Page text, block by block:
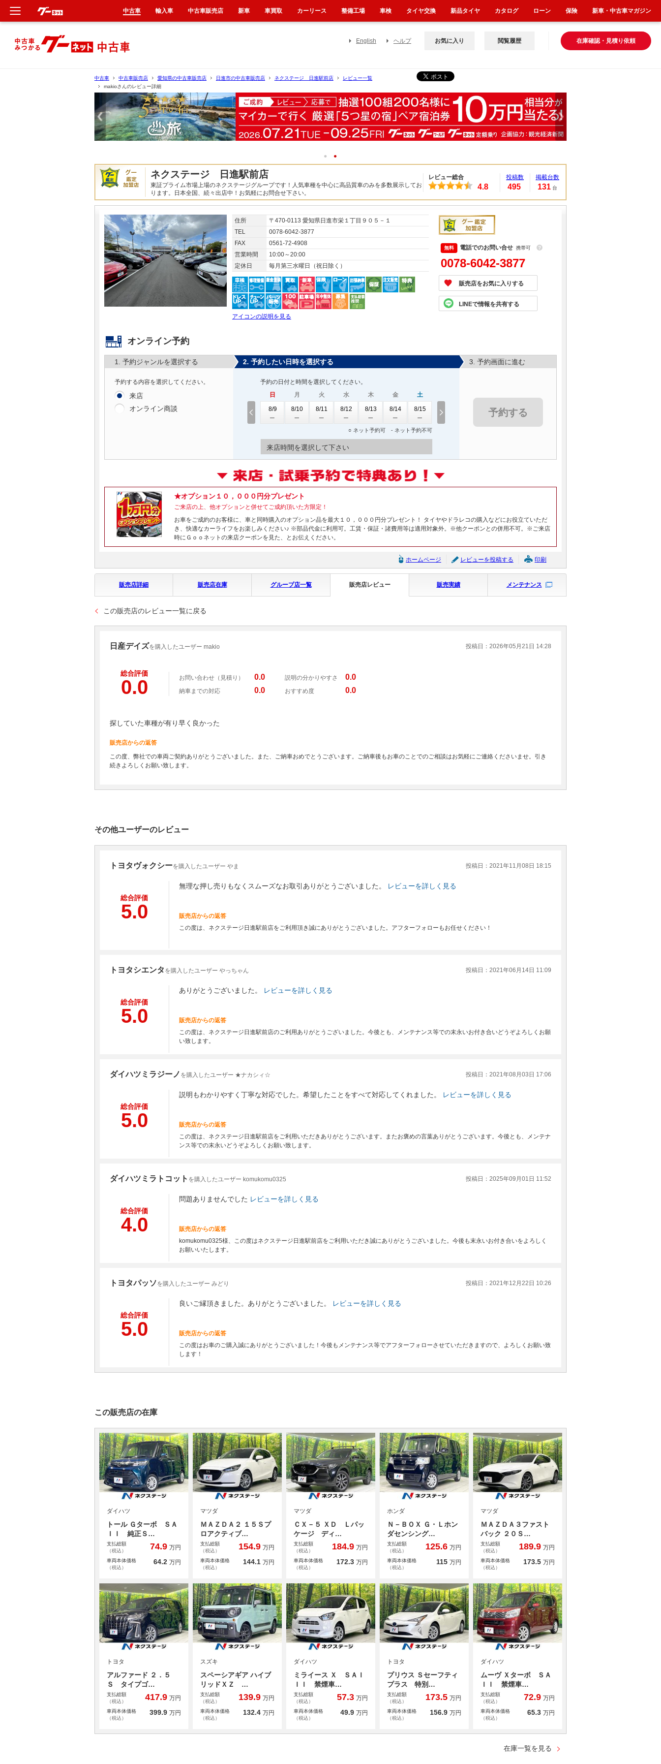
English ヘルプ 在庫確認・見積り依頼
お気に入り 閲覧履歴
中古車 中古車販売店 愛知県の中古車販売店 日進市の中古車販売店 ネクステージ 日進駅前店
レビュー一覧
makioさんのレビュー詳細
ネクステージ 日進駅前店
東証プライム市場上場のネクステージグループです！人気車種を中心に高品質車のみを多数展示してお
ります。日本全国、続々出店中！お気軽にお問合せ下さい。
レビュー総合
4.8
投稿数
495
掲載台数
131 台
住所
〒470-0113 愛知県日進市栄１丁目９０５－１
TEL
0078-6042-3877
FAX
0561-72-4908
営業時間
10:00～20:00
定休日
毎月第三水曜日（祝日除く）
アイコンの説明を見る
電話でのお問い合せ 携帯可 ？
0078-6042-3877
販売店をお気に入りする
LINEで情報を共有する
オンライン予約
1. 予約ジャンルを選択する
予約する内容を選択してください。
来店
オンライン商談
2. 予約したい日時を選択する
予約の日付と時間を選択してください。
日
8/9
月
8/10
火
8/11
水
8/12
木
8/13
金
8/14
土
8/15
○ ネット予約可 - ネット予約不可
来店時間を選択して下さい
3. 予約画面に進む
予約する
★オプション１０，０００円分プレゼント
ご来店の上、他オプションと併せてご成約頂いた方限定！
お車をご成約のお客様に、車と同時購入のオプション品を最大１０，０００円分プレゼント！ タイヤやドラレコの購入などにお役立ていただ
き、快適なカーライフをお楽しみください♪ ※部品代金に利用可。工賃・保証・諸費用等は適用対象外。※他クーポンとの併用不可。※ご来店
時にＧｏｏネットの来店クーポンを見た、とお伝えください。
ホームページ レビューを投稿する 印刷
販売店詳細 販売店在庫 グループ店一覧 販売店レビュー 販売実績 メンテナンス
この販売店のレビュー一覧に戻る
日産デイズを購入したユーザー makio 投稿日：2026年05月21日 14:28
総合評価
0.0 お問い合わせ（見積り） 0.0 説明の分かりやすさ 0.0
納車までの対応 0.0 おすすめ度 0.0
探していた車種が有り早く良かった
販売店からの返答
この度、弊社での車両ご契約ありがとうございました。また、ご納車おめでとうございます。ご納車後もお車のことでのご相談はお気軽にご連絡くださいませ。引き
続きよろしくお願い致します。
その他ユーザーのレビュー
トヨタヴォクシーを購入したユーザー やま 投稿日：2021年11月08日 18:15
総合評価
5.0
無理な押し売りもなくスムーズなお取引ありがとうございました。 レビューを詳しく見る
販売店からの返答
この度は、ネクステージ日進駅前店をご利用頂き誠にありがとうございました。アフターフォローもお任せください！
トヨタシエンタ を購入したユーザー やっちゃん 投稿日：2021年06月14日 11:09
総合評価
5.0
ありがとうございました。 レビューを詳しく見る
販売店からの返答
この度は、ネクステージ日進駅前店のご利用ありがとうございました。今後とも、メンテナンス等での末永いお付き合いどうぞよろしくお願
い致します。
ダイハツミラジーノ を購入したユーザー ★ナカシィ☆ 投稿日：2021年08月03日 17:06
総合評価
5.0
説明もわかりやすく丁寧な対応でした。希望したことをすべて対応してくれました。 レビューを詳しく見る
販売店からの返答
この度は、ネクステージ日進駅前店をご利用いただきありがとうございます。またお褒めの言葉ありがとうございます。今後とも、メンテナ
ンス等での末永いどうぞよろしくお願い致します。
ダイハツミラトコット を購入したユーザー komukomu0325 投稿日：2025年09月01日 11:52
総合評価
4.0
問題ありませんでした レビューを詳しく見る
販売店からの返答
komukomu0325様、この度はネクステージ日進駅前店をご利用いただき誠にありがとうございました。今後も末永いお付き合いをよろしく
お願いいたします。
トヨタパッソを購入したユーザー みどり 投稿日：2021年12月22日 10:26
総合評価
5.0
良いご縁頂きました。ありがとうございました。 レビューを詳しく見る
販売店からの返答
この度はお車のご購入誠にありがとうございました！今後もメンテナンス等でアフターフォローさせていただきますので、よろしくお願い致
します！
この販売店の在庫
ダイハツ
トール Ｇターボ ＳＡ
ＩＩ 純正Ｓ…
支払総額
（税込）
74.9 万円
車両本体価格
（税込）
64.2 万円
マツダ
ＭＡＺＤＡ２ １５Ｓプ
ロアクティブ…
支払総額
（税込）
154.9 万円
車両本体価格
（税込）
144.1 万円
マツダ
ＣＸ－５ ＸＤ Ｌパッ
ケージ ディ…
支払総額
（税込）
184.9 万円
車両本体価格
（税込）
172.3 万円
ホンダ
Ｎ－ＢＯＸ Ｇ・Ｌホン
ダセンシング…
支払総額
（税込）
125.6 万円
車両本体価格
（税込）
115 万円
マツダ
ＭＡＺＤＡ３ファスト
バック ２０Ｓ…
支払総額
（税込）
189.9 万円
車両本体価格
（税込）
173.5 万円
トヨタ
アルファード ２．５
Ｓ タイプゴ…
支払総額
（税込）
417.9 万円
車両本体価格
（税込）
399.9 万円
スズキ
スペーシアギア ハイブ
リッドＸＺ …
支払総額
（税込）
139.9 万円
車両本体価格
（税込）
132.4 万円
ダイハツ
ミライース Ｘ ＳＡＩ
ＩＩ 禁煙車…
支払総額
（税込）
57.3 万円
車両本体価格
（税込）
49.9 万円
トヨタ
プリウス Ｓセーフティ
プラス 特別…
支払総額
（税込）
173.5 万円
車両本体価格
（税込）
156.9 万円
ダイハツ
ムーヴ Ｘターボ ＳＡ
ＩＩ 禁煙車…
支払総額
（税込）
72.9 万円
車両本体価格
（税込）
65.3 万円
在庫一覧を見る
中古車 輸入車 中古車販売店 新車 車買取 カーリース 整備工場 車検 タイヤ交換 新品タイヤ カタログ ローン 保険 新車・中古車マガジン
新車